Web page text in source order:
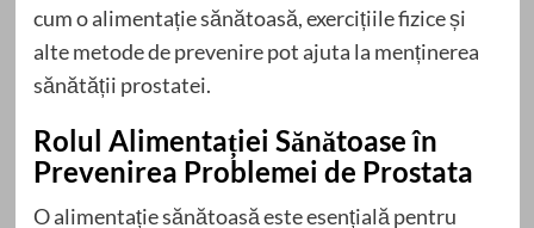
cum o alimentație sănătoasă, exercițiile fizice și
alte metode de prevenire pot ajuta la menținerea
sănătății prostatei.
Rolul Alimentației Sănătoase în
Prevenirea Problemei de Prostata
O alimentație sănătoasă este esențială pentru